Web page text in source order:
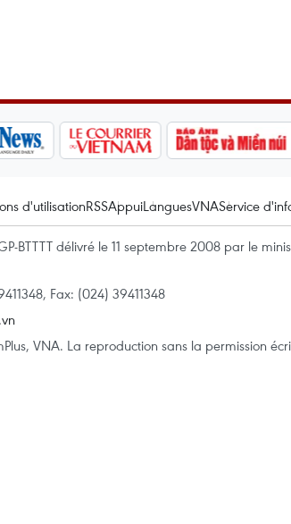
d'utilisationRSSAppuiLanguesVNAService
BTTTT délivré le 11 septembre 2008 par le
Fax: (024) 39411348
VNA. La reproduction sans la permission